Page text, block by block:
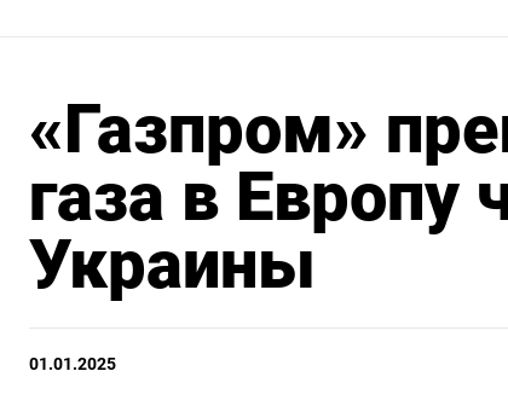
«Газпром»
газа в Европу
Украины
01.01.2025